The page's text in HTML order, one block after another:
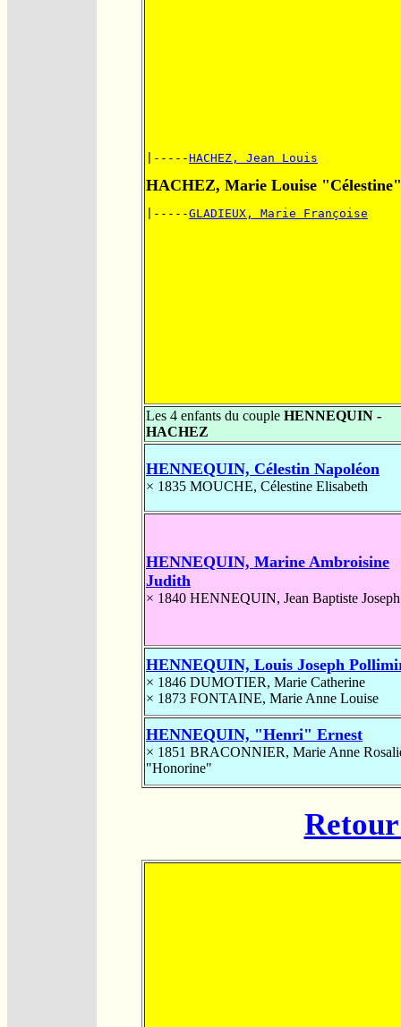
|-----HACHEZ, Jean Louis
HACHEZ, Marie Louise "Célestine"
|-----GLADIEUX, Marie Françoise
Les 4 enfants du couple HENNEQUIN -
HACHEZ
HENNEQUIN, Célestin Napoléon
× 1835 MOUCHE, Célestine Elisabeth
HENNEQUIN, Marine Ambroisine
Judith
× 1840 HENNEQUIN, Jean Baptiste Joseph
HENNEQUIN, Louis Joseph
× 1846 DUMOTIER, Marie Catherine
× 1873 FONTAINE, Marie Anne Louise
HENNEQUIN, "Henri" Ernest
× 1851 BRACONNIER, Marie Anne
"Honorine"